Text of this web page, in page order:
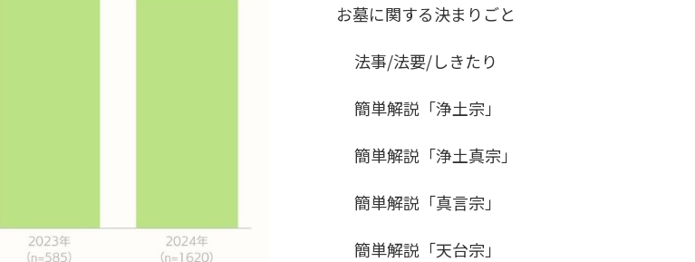
お墓に関する決まりごと
法事/法要/しきたり
簡単解説「浄土宗」
簡単解説「浄土真宗」
簡単解説「真言宗」
簡単解説「天台宗」